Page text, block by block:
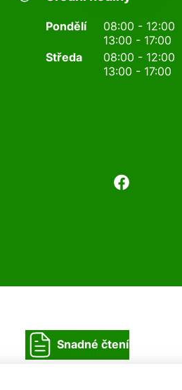
Pondělí
08:00 - 12:00
13:00 - 17:00
Středa
08:00 - 12:00
13:00 - 17:00
Snadné čtení